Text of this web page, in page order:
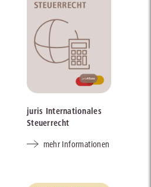
juris Internationales
Steuerrecht
mehr Informationen